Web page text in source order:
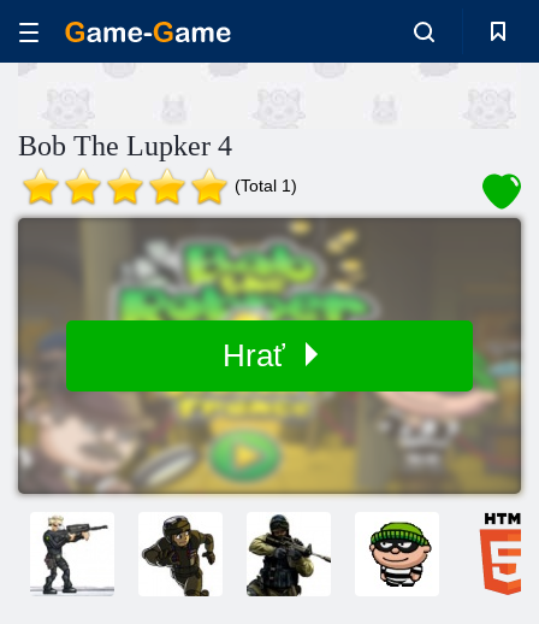
Bob The Lupker 4
(Total 1)
Hrať